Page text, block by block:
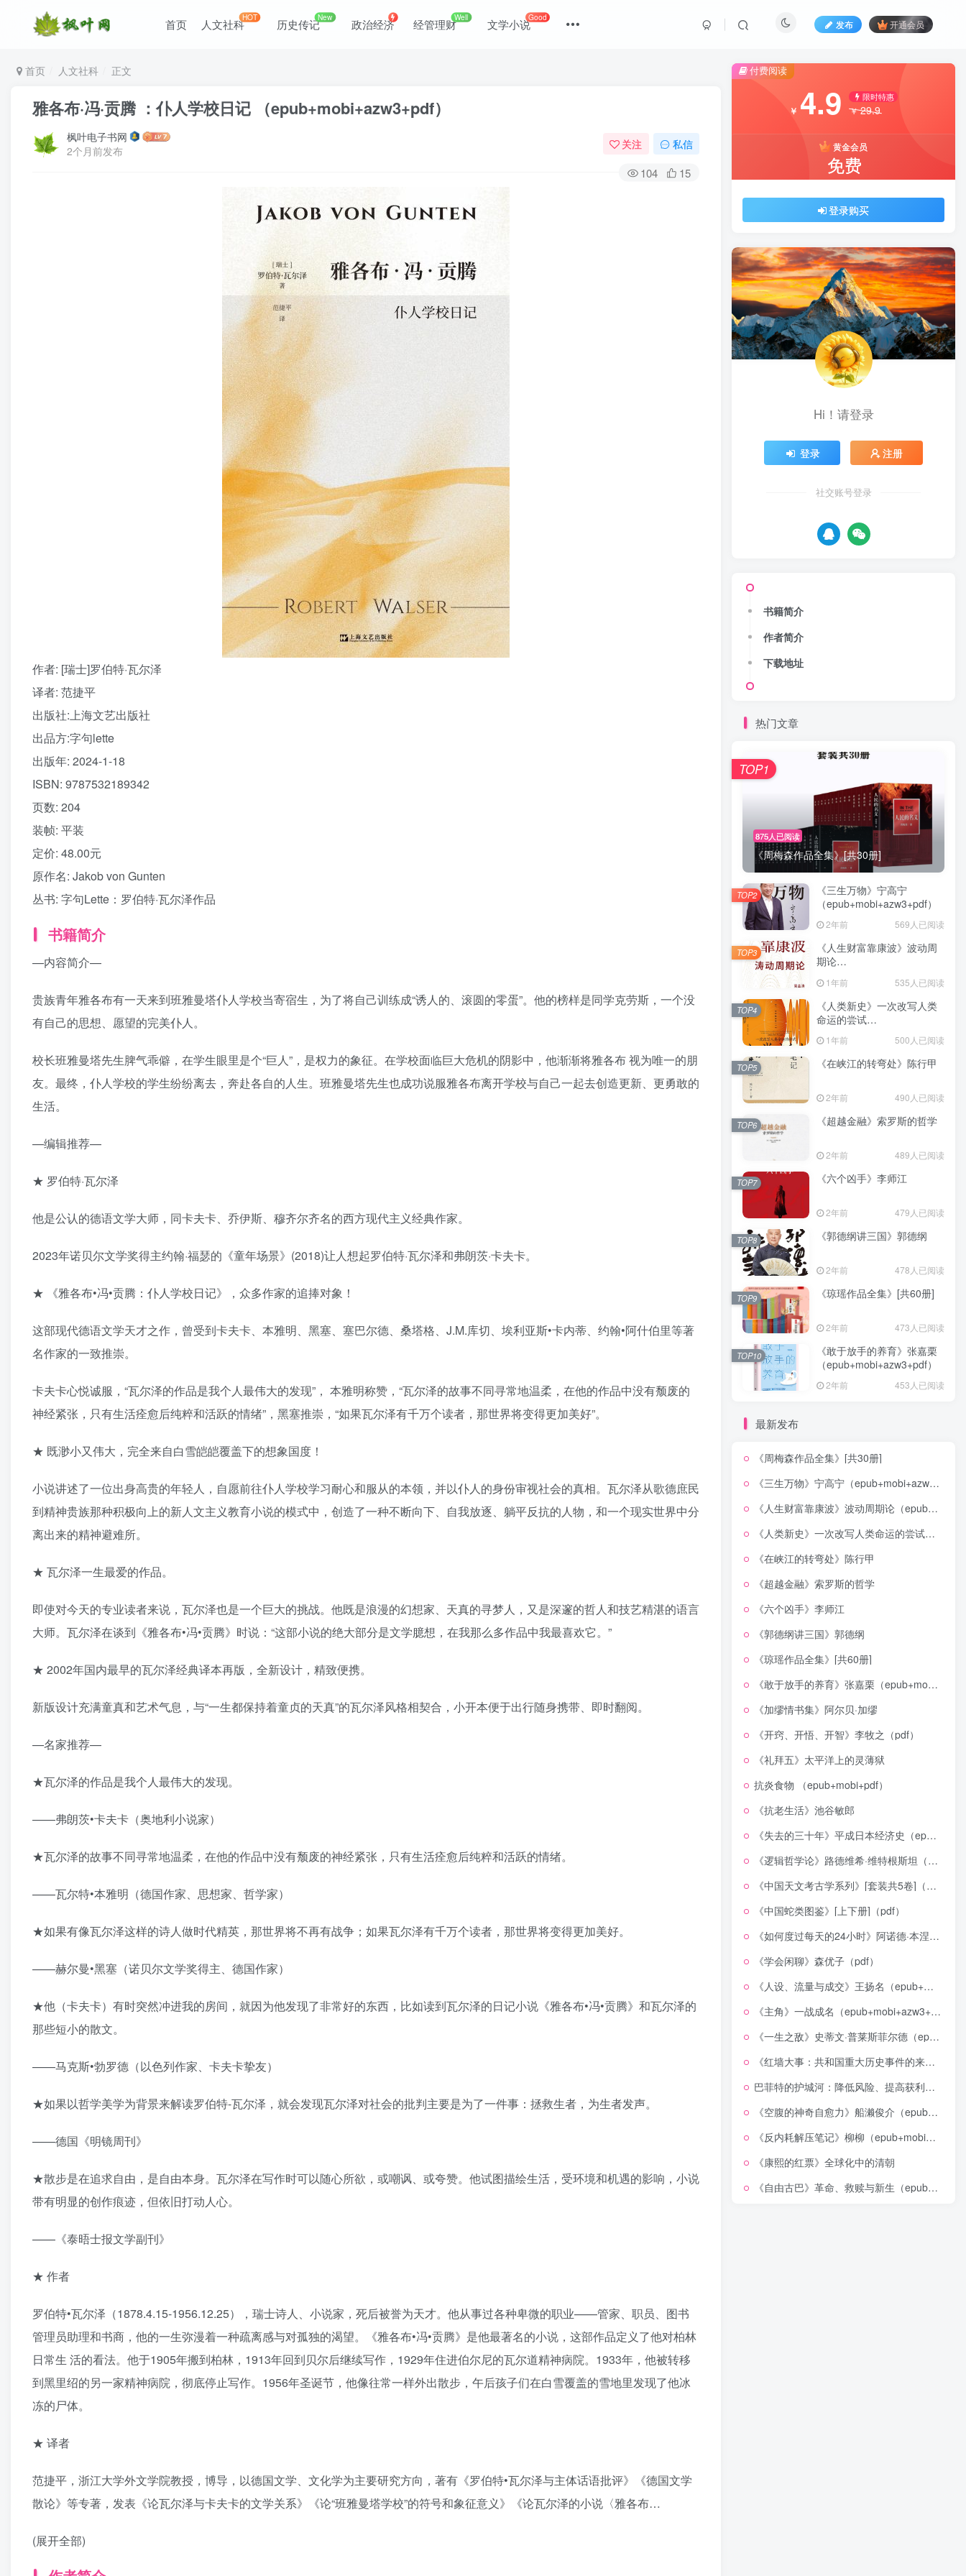
首页 人文社科HOT 历史传记New 政治经济 经管理财Well 文学小说Good
发布 开通会员
首页 人文社科 正文
雅各布·冯·贡腾 ：仆人学校日记 （epub+mobi+azw3+pdf）
枫叶电子书网
2个月前发布
关注 私信
104 15
作者: [瑞士]罗伯特·瓦尔泽
译者: 范捷平
出版社:上海文艺出版社
出品方:字句lette
出版年: 2024-1-18
ISBN: 9787532189342
页数: 204
装帧: 平装
定价: 48.00元
原作名: Jakob von Gunten
丛书: 字句Lette：罗伯特·瓦尔泽作品
书籍简介
—内容简介—
贵族青年雅各布有一天来到班雅曼塔仆人学校当寄宿生，为了将自己训练成“诱人的、滚圆的零蛋”。他的榜样是同学克劳斯，一个没
有自己的思想、愿望的完美仆人。
校长班雅曼塔先生脾气乖僻，在学生眼里是个“巨人”，是权力的象征。在学校面临巨大危机的阴影中，他渐渐将雅各布 视为唯一的朋
友。最终，仆人学校的学生纷纷离去，奔赴各自的人生。班雅曼塔先生也成功说服雅各布离开学校与自己一起去创造更新、更勇敢的
生活。
—编辑推荐—
★ 罗伯特·瓦尔泽
他是公认的德语文学大师，同卡夫卡、乔伊斯、穆齐尔齐名的西方现代主义经典作家。
2023年诺贝尔文学奖得主约翰·福瑟的《童年场景》(2018)让人想起罗伯特·瓦尔泽和弗朗茨·卡夫卡。
★ 《雅各布•冯•贡腾：仆人学校日记》，众多作家的追捧对象！
这部现代德语文学天才之作，曾受到卡夫卡、本雅明、黑塞、塞巴尔德、桑塔格、J.M.库切、埃利亚斯•卡内蒂、约翰•阿什伯里等著
名作家的一致推崇。
卡夫卡心悦诚服，“瓦尔泽的作品是我个人最伟大的发现”， 本雅明称赞，“瓦尔泽的故事不同寻常地温柔，在他的作品中没有颓废的
神经紧张，只有生活痊愈后纯粹和活跃的情绪”，黑塞推崇，“如果瓦尔泽有千万个读者，那世界将变得更加美好”。
★ 既渺小又伟大，完全来自白雪皑皑覆盖下的想象国度！
小说讲述了一位出身高贵的年轻人，自愿前往仆人学校学习耐心和服从的本领，并以仆人的身份审视社会的真相。瓦尔泽从歌德庶民
到精神贵族那种积极向上的新人文主义教育小说的模式中，创造了一种不断向下、自我放逐、躺平反抗的人物，和一个现实世界中分
离出来的精神避难所。
★ 瓦尔泽一生最爱的作品。
即使对今天的专业读者来说，瓦尔泽也是一个巨大的挑战。他既是浪漫的幻想家、天真的寻梦人，又是深邃的哲人和技艺精湛的语言
大师。瓦尔泽在谈到《雅各布•冯•贡腾》时说：“这部小说的绝大部分是文学臆想，在我那么多作品中我最喜欢它。”
★ 2002年国内最早的瓦尔泽经典译本再版，全新设计，精致便携。
新版设计充满童真和艺术气息，与“一生都保持着童贞的天真”的瓦尔泽风格相契合，小开本便于出行随身携带、即时翻阅。
—名家推荐—
★瓦尔泽的作品是我个人最伟大的发现。
——弗朗茨•卡夫卡（奥地利小说家）
★瓦尔泽的故事不同寻常地温柔，在他的作品中没有颓废的神经紧张，只有生活痊愈后纯粹和活跃的情绪。
——瓦尔特•本雅明（德国作家、思想家、哲学家）
★如果有像瓦尔泽这样的诗人做时代精英，那世界将不再有战争；如果瓦尔泽有千万个读者，那世界将变得更加美好。
——赫尔曼•黑塞（诺贝尔文学奖得主、德国作家）
★他（卡夫卡）有时突然冲进我的房间，就因为他发现了非常好的东西，比如读到瓦尔泽的日记小说《雅各布•冯•贡腾》和瓦尔泽的
那些短小的散文。
——马克斯•勃罗德（以色列作家、卡夫卡挚友）
★如果以哲学美学为背景来解读罗伯特-瓦尔泽，就会发现瓦尔泽对社会的批判主要是为了一件事：拯救生者，为生者发声。
——德国《明镜周刊》
★散步是在追求自由，是自由本身。瓦尔泽在写作时可以随心所欲，或嘲讽、或夸赞。他试图描绘生活，受环境和机遇的影响，小说
带有明显的创作痕迹，但依旧打动人心。
——《泰晤士报文学副刊》
★ 作者
罗伯特•瓦尔泽（1878.4.15-1956.12.25），瑞士诗人、小说家，死后被誉为天才。他从事过各种卑微的职业——管家、职员、图书
管理员助理和书商，他的一生弥漫着一种疏离感与对孤独的渴望。《雅各布•冯•贡腾》是他最著名的小说，这部作品定义了他对柏林
日常生 活的看法。他于1905年搬到柏林，1913年回到贝尔后继续写作，1929年住进伯尔尼的瓦尔道精神病院。1933年，他被转移
到黑里绍的另一家精神病院，彻底停止写作。1956年圣诞节，他像往常一样外出散步，午后孩子们在白雪覆盖的雪地里发现了他冰
冻的尸体。
★ 译者
范捷平，浙江大学外文学院教授，博导，以德国文学、文化学为主要研究方向，著有《罗伯特•瓦尔泽与主体话语批评》《德国文学
散论》等专著，发表《论瓦尔泽与卡夫卡的文学关系》《论“班雅曼塔学校”的符号和象征意义》《论瓦尔泽的小说〈雅各布…
(展开全部)
付费阅读
￥ 4.9 限时特惠
￥29.9
黄金会员
免费
登录购买
Hi！请登录
登录 注册
社交账号登录
书籍简介
作者简介
下载地址
热门文章
875人已阅读
《周梅森作品全集》[共30册]
TOP1
《三生万物》宁高宁
（epub+mobi+azw3+pdf）
2年前 569人已阅读
TOP2
《人生财富靠康波》波动周
期论
1年前 535人已阅读
TOP3
《人类新史》一次改写人类
命运的尝试
1年前 500人已阅读
TOP4
《在峡江的转弯处》陈行甲
2年前 490人已阅读
TOP5
《超越金融》索罗斯的哲学
2年前 489人已阅读
TOP6
《六个凶手》李师江
2年前 479人已阅读
TOP7
《郭德纲讲三国》郭德纲
2年前 478人已阅读
TOP8
《琼瑶作品全集》[共60册]
2年前 473人已阅读
TOP9
《敢于放手的养育》张嘉栗
（epub+mobi+azw3+pdf）
2年前 453人已阅读
TOP10
最新发布
《周梅森作品全集》[共30册]
《三生万物》宁高宁（epub+mobi+azw3+pdf）
《人生财富靠康波》波动周期论（epub+mobi+azw3+pdf）
《人类新史》一次改写人类命运的尝试（epub+mobi+azw3+pdf）
《在峡江的转弯处》陈行甲
《超越金融》索罗斯的哲学
《六个凶手》李师江
《郭德纲讲三国》郭德纲
《琼瑶作品全集》[共60册]
《敢于放手的养育》张嘉栗（epub+mobi+azw3+pdf）
《加缪情书集》阿尔贝·加缪
《开窍、开悟、开智》李牧之（pdf）
《礼拜五》太平洋上的灵薄狱
抗炎食物 （epub+mobi+pdf）
《抗老生活》池谷敏郎
《失去的三十年》平成日本经济史（epub+mobi+azw3+pdf）
《逻辑哲学论》路德维希·维特根斯坦（epub+mobi+azw3+pdf）
《中国天文考古学系列》[套装共5卷]（epub+mobi+azw3+pdf）
《中国蛇类图鉴》[上下册]（pdf）
《如何度过每天的24小时》阿诺德·本涅特（epub+mobi+azw3+pdf）
《学会闲聊》森优子（pdf）
《人设、流量与成交》王扬名（epub+mobi+azw3+pdf）
《主角》一战成名（epub+mobi+azw3+pdf）
《一生之敌》史蒂文·普莱斯菲尔德（epub+mobi+azw3+pdf）
《红墙大事：共和国重大历史事件的来龙去脉》（全二册）（pdf）
巴菲特的护城河：降低风险、提高获利的股市真规则(epub+azw3+mobi)
《空腹的神奇自愈力》船濑俊介（epub+mobi+azw3+pdf）
《反内耗解压笔记》柳柳（epub+mobi+azw3+pdf）
《康熙的红票》全球化中的清朝
《自由古巴》革命、救赎与新生（epub+mobi+azw3+pdf）
登录
没有账号？立即注册
用户名/手机号/邮箱